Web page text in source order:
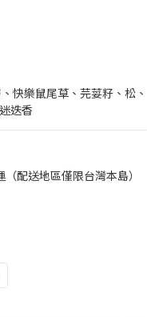
快樂鼠尾草、芫荽籽、松、
迭香
配送地區僅限台灣本島）